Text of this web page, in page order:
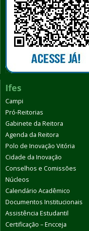
Ifes
Campi
Pró-Reitorias
Gabinete da Reitora
Agenda da Reitora
Polo de Inovação Vitória
Cidade da Inovação
Conselhos e Comissões
Núcleos
Calendário Acadêmico
Documentos Institucionais
Assistência Estudantil
Certificação – Encceja